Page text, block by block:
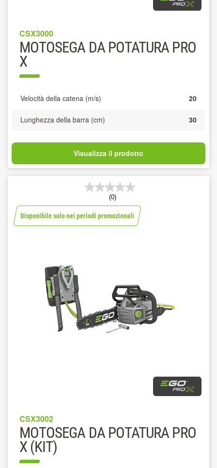
CSX3000
MOTOSEGA DA POTATURA PRO
X
Velocità della catena (m/s) 20
Lunghezza della barra (cm) 30
Visualizza il prodotto
(0)
Disponibile solo nei periodi promozionali
CSX3002
MOTOSEGA DA POTATURA PRO
X (KIT)